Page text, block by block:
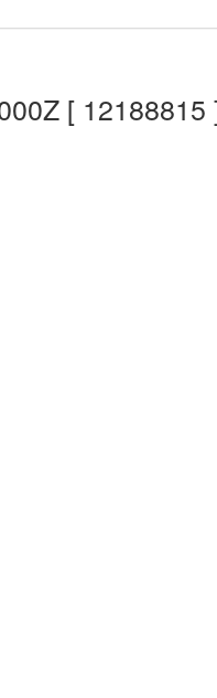
[ 12188815